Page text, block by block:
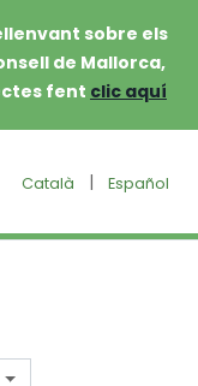
sobre els
de Mallorca,
fent clic aquí
Català | Español